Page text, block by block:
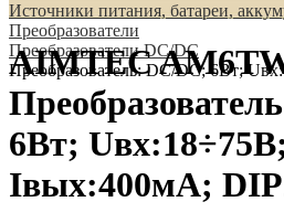
Источники питания, батареи,
Преобразователи
Преобразователи DC/DC
Преобразователь: DC/DC; 6Вт;
AIMTEC
6Вт;
Iвых:400мА;